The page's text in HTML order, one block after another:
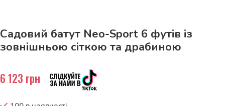
Садовий батут Neo-Sport 6 футів із
зовнішньою сіткою та драбиною
6 123 грн